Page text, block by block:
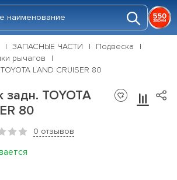
ЗАПАСНЫЕ ЧАСТИ
Подвеска
рычагов
LAND CRUISER 80
задн. TOYOTA
80
0 отзывов